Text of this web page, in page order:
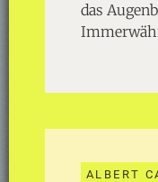
das
ALBERT